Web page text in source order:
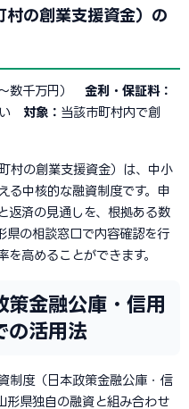
村の創業支援資金）の
数千万円） 金利・保証料：
い 対象： 当該市町村内で創
村の創業支援資金）は、中小
る中核的な融資制度です。申
返済の見通しを、根拠ある数
県の相談窓口で内容確認を行
高めることができます。
金融公庫・信用
の活用法
制度（日本政策金融公庫・信
形県独自の融資と組み合わせ